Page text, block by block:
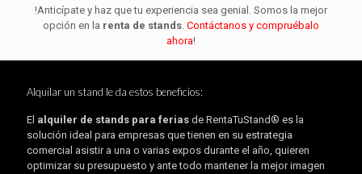
!Anticípate y haz que tu experiencia sea genial. Somos la mejor
opción en la renta de stands. Contáctanos y compruébalo
ahora!
Alquilar un stand le da estos beneficios:
El alquiler de stands para ferias de RentaTuStand® es la
solución ideal para empresas que tienen en su estrategia
comercial asistir a una o varias expos durante el año, quieren
optimizar su presupuesto y ante todo mantener la mejor imagen